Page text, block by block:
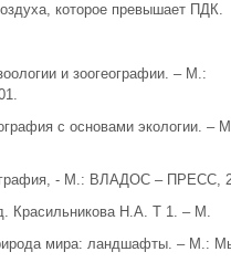
которое превышает ПДК.
и зоогеографии. – М.:
с основами экологии. –
- М.: ВЛАДОС – ПРЕСС,
Красильникова Н.А. Т 1. – М.
мира: ландшафты. – М.: